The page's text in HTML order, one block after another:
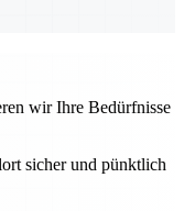
wir Ihre Bedürfnisse
sicher und pünktlich